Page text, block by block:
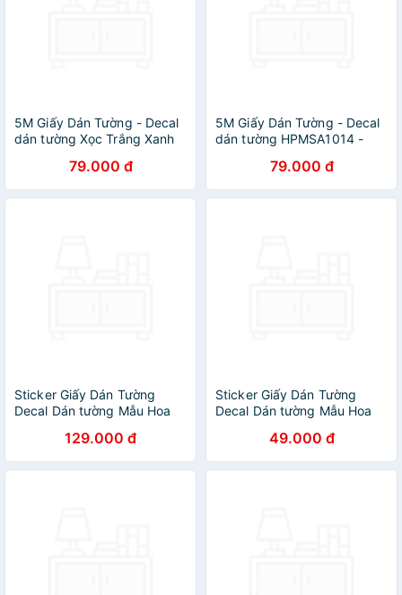
5M Giấy Dán Tường - Decal
dán tường Xọc Trắng Xanh
79.000 đ
5M Giấy Dán Tường - Decal
dán tường HPMSA1014 -
79.000 đ
Sticker Giấy Dán Tường
Decal Dán tường Mẫu Hoa
129.000 đ
Sticker Giấy Dán Tường
Decal Dán tường Mẫu Hoa
49.000 đ